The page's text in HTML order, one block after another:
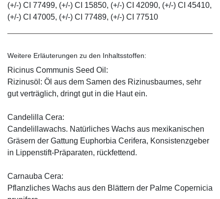
(+/-) CI 77499, (+/-) CI 15850, (+/-) CI 42090, (+/-) CI 45410,
(+/-) CI 47005, (+/-) CI 77489, (+/-) CI 77510
Weitere Erläuterungen zu den Inhaltsstoffen:
Ricinus Communis Seed Oil:
Rizinusöl: Öl aus dem Samen des Rizinusbaumes, sehr
gut verträglich, dringt gut in die Haut ein.
Candelilla Cera:
Candelillawachs. Natürliches Wachs aus mexikanischen
Gräsern der Gattung Euphorbia Cerifera, Konsistenzgeber
in Lippenstift-Präparaten, rückfettend.
Carnauba Cera:
Pflanzliches Wachs aus den Blättern der Palme Copernicia